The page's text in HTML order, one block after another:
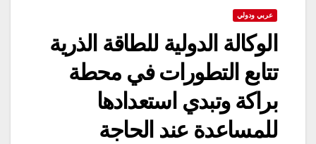
عربي ودولي
الوكالة الدولية للطاقة الذرية
تتابع التطورات في محطة
براكة وتبدي استعدادها
للمساعدة عند الحاجة